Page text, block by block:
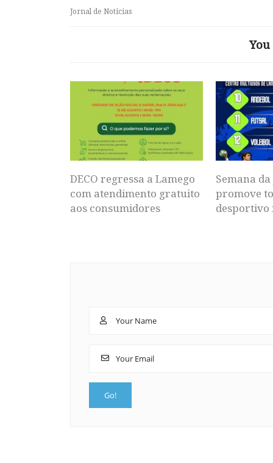
Jornal de Notícias
DECO regressa a Lamego
com atendimento gratuito
aos consumidores
Semana
promove